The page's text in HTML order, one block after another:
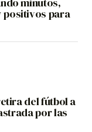
positivos para
del fútbol a
por las